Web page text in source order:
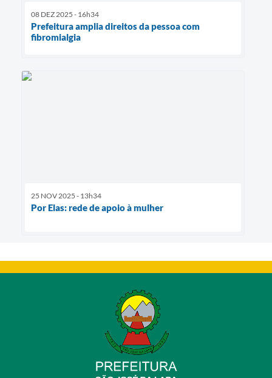
08 DEZ 2025 - 16h34
Prefeitura amplia direitos da pessoa com
fibromialgia
25 NOV 2025 - 13h34
Por Elas: rede de apoio à mulher